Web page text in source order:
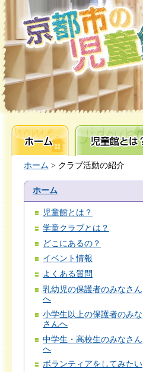
ホーム 児童館とは？
ホーム > クラブ活動の紹介
ホーム
児童館とは？
学童クラブとは？
どこにあるの？
イベント情報
よくある質問
乳幼児の保護者のみなさん
へ
小学生以上の保護者のみな
さんへ
中学生・高校生のみなさん
へ
ボランティアをしてみたい